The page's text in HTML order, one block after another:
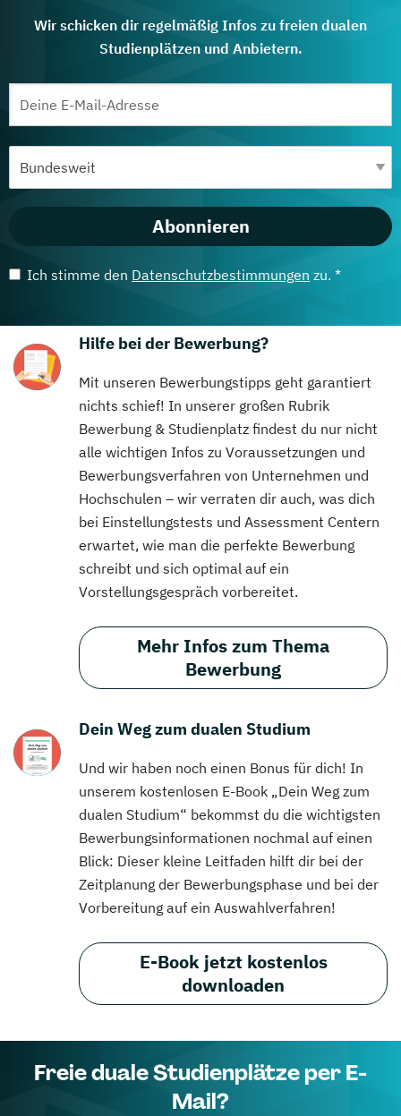
Wir schicken dir regelmäßig Infos zu freien dualen
Studienplätzen und Anbietern.
Abonnieren
Ich stimme den Datenschutzbestimmungen zu. *
Hilfe bei der Bewerbung?
Mit unseren Bewerbungstipps geht garantiert
nichts schief! In unserer großen Rubrik
Bewerbung & Studienplatz findest du nur nicht
alle wichtigen Infos zu Voraussetzungen und
Bewerbungsverfahren von Unternehmen und
Hochschulen – wir verraten dir auch, was dich
bei Einstellungstests und Assessment Centern
erwartet, wie man die perfekte Bewerbung
schreibt und sich optimal auf ein
Vorstellungsgespräch vorbereitet.
Mehr Infos zum Thema
Bewerbung
Dein Weg zum dualen Studium
Und wir haben noch einen Bonus für dich! In
unserem kostenlosen E-Book „Dein Weg zum
dualen Studium“ bekommst du die wichtigsten
Bewerbungsinformationen nochmal auf einen
Blick: Dieser kleine Leitfaden hilft dir bei der
Zeitplanung der Bewerbungsphase und bei der
Vorbereitung auf ein Auswahlverfahren!
E-Book jetzt kostenlos
downloaden
Freie duale Studienplätze per E-
Mail?